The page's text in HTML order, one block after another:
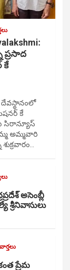
ప్రసాద
కే
కే
సిరాన్యూస్
అమ్మవారి
అసెంబ్లీ
శ్రీనివాసులు
ప్రేమ